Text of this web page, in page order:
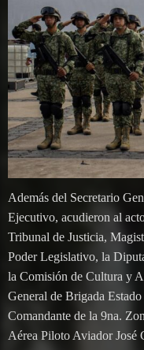
Además del Secretario
Ejecutivo, acudieron al
Tribunal de Justicia,
Poder Legislativo, la
la Comisión de Cultura y
General de Brigada
Comandante de la 9na.
Aérea Piloto Aviador José